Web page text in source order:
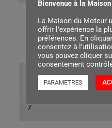
Autonomie max.
30 min
Max. réservoirs
AS 2
7
Bienvenue à la
La Maison du Moteur
offrir l'expérience la
préférences. En
consentez à
vous pouvez cliquer
consentement
PARAMETRES